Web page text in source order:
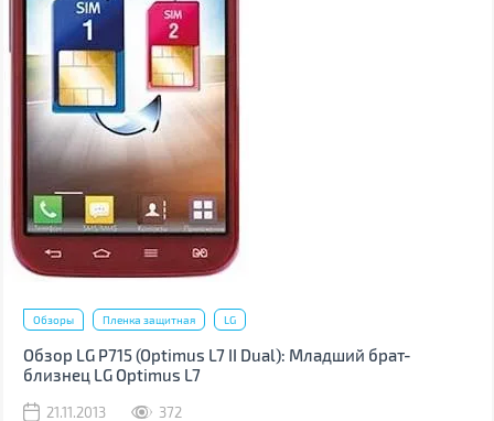
Обзоры Пленка защитная LG
Обзор LG P715 (Optimus L7 II Dual): Младший брат-
близнец LG Optimus L7
21.11.2013 372